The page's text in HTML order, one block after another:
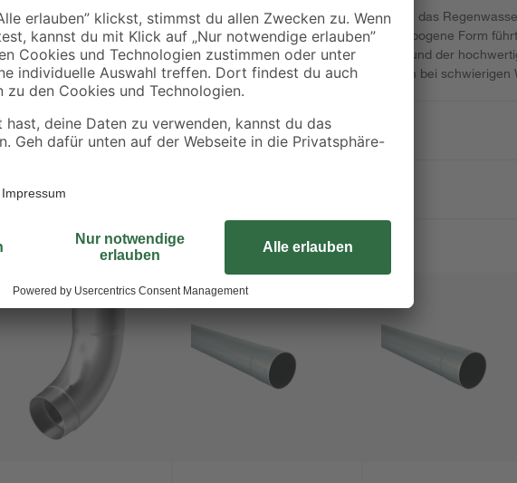
Robuste Dachrinnen aus Zink von Marley lenken das
und lassen sich hervorragend verbinden. Die gebogene Form
Richtungswechsel nach oben bzw. unten. Aufgrund der
die Dachrinne eine lange Lebensdauer auf, auch bei schwierigen